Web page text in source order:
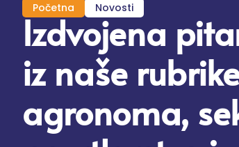
Početna Novosti
Izdvojena
iz naše
agronoma,